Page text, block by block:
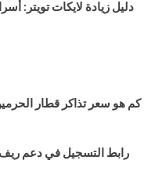
دليل زيادة لايكات تويتر:
كم هو سعر تذاكر قطار